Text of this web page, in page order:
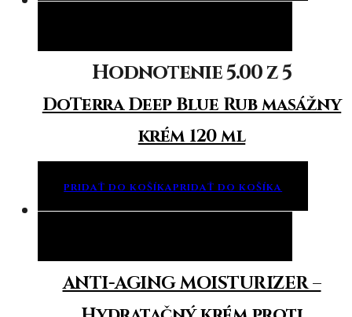
Hodnotenie5.00z 5
DoTerra Deep Blue Rub masážny
krém 120 ml
PRIDAŤ DO KOŠÍKAPRIDAŤ DO KOŠÍKA
ANTI-AGING MOISTURIZER –